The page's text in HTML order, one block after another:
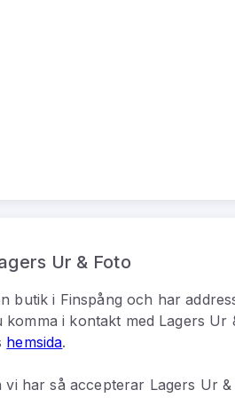
Ur & Foto
butik i Finspång och har
komma i kontakt med Lagers Ur
hemsida.
vi har så accepterar Lagers Ur